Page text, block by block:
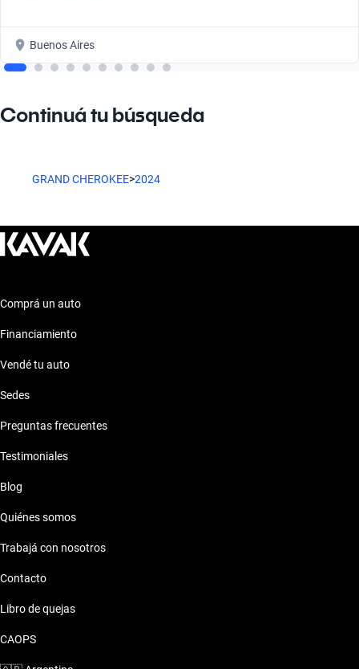
Buenos Aires
Continuá tu búsqueda
GRAND CHEROKEE>2024
Comprá un auto
Financiamiento
Vendé tu auto
Sedes
Preguntas frecuentes
Testimoniales
Blog
Quiénes somos
Trabajá con nosotros
Contacto
Libro de quejas
CAOPS